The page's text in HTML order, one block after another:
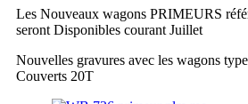
Les Nouveaux wagons PRIMEURS
seront Disponibles courant Juillet
Nouvelles gravures avec les wagons
Couverts 20T